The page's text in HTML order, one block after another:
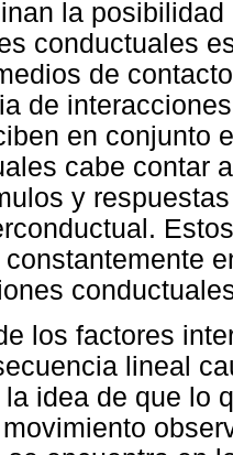
la
conductuales
de
de
en conjunto
cabe contar
y
los factores
lineal
idea de que lo